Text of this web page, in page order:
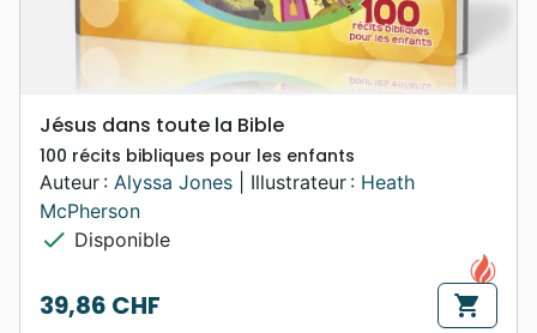
Jésus dans toute la Bible
100 récits bibliques pour les enfants
Auteur : Alyssa Jones | Illustrateur : Heath
McPherson
check Disponible
Prix
39,86 CHF shopping_cart